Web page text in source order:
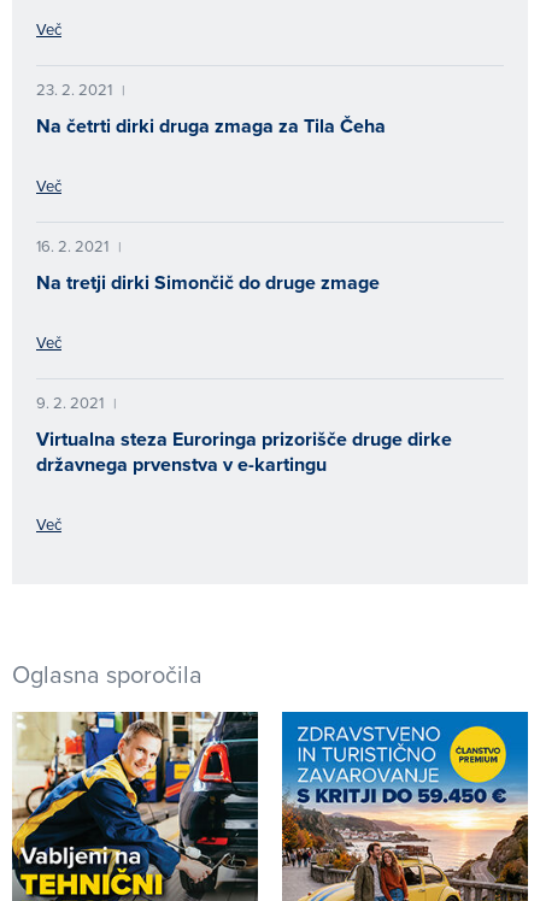
Več
23. 2. 2021 |
Na četrti dirki druga zmaga za Tila Čeha
Več
16. 2. 2021 |
Na tretji dirki Simončič do druge zmage
Več
9. 2. 2021 |
Virtualna steza Euroringa prizorišče druge dirke
državnega prvenstva v e-kartingu
Več
Oglasna sporočila